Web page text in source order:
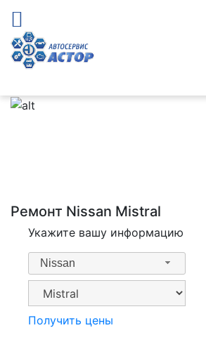
Ремонт Nissan Mistral
Укажите вашу информацию
Nissan
Получить цены